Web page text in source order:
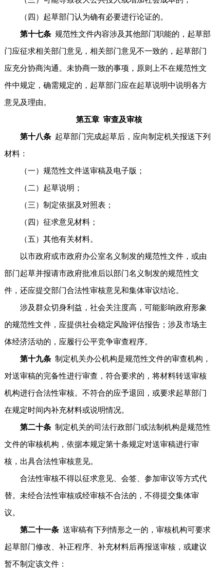
（四）起草部门认为确有必要进行论证的。
第十七条 规范性文件内容涉及其他部门职能的，起草部
门应征求相关部门意见，相关部门意见不一致的，起草部门
应充分协商沟通。未协商一致的事项，原则上不在规范性文
件中规定，确需规定的，起草部门应在起草说明中说明各方
意见及理由。
第五章 审查及审核
第十八条 起草部门完成起草后，应向制定机关报送下列
材料：
（一）规范性文件送审稿及电子版；
（二）起草说明；
（三）制定依据及对照表；
（四）征求意见材料；
（五）其他有关材料。
以市政府或市政府办公室名义制发的规范性文件，或由
部门起草并报请市政府批准后以部门名义制发的规范性文
件，还应提交部门合法性审核意见和集体审议结论。
涉及群众切身利益，社会关注度高，可能影响政府形象
的规范性文件，应提供社会稳定风险评估报告；涉及市场主
体经济活动的，应履行公平竞争审查程序。
第十九条 制定机关办公机构是规范性文件的审查机构，
对送审稿的完备性进行审查，符合要求的，将材料转送审核
机构进行合法性审核。不符合的应予退回，或要求起草部门
在规定时间内补充材料或说明情况。
第二十条 制定机关的司法行政部门或法制机构是规范性
文件的审核机构，依据本规定第十条规定对送审稿进行审
核，出具合法性审核意见。
合法性审核不得以征求意见、会签、参加审议等方式代
替。未经合法性审核或经审核不合法的，不得提交集体审
议。
第二十一条 送审稿有下列情形之一的，审核机构可要求
起草部门修改、补正程序、补充材料后再报送审核，或建议
暂不制定该文件：